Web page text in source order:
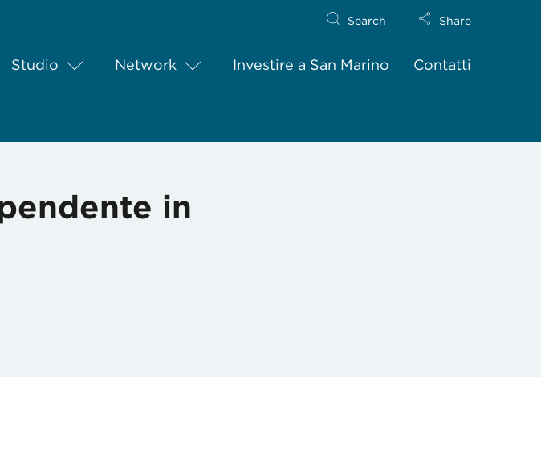
Studio Network Investire a San Marino Contatti
Search Share
in